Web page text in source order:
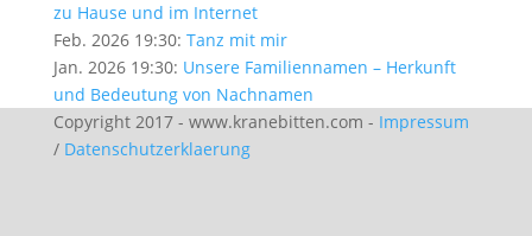
zu Hause und im Internet
Feb. 2026 19:30: Tanz mit mir
Jan. 2026 19:30: Unsere Familiennamen – Herkunft
und Bedeutung von Nachnamen
Copyright 2017 - www.kranebitten.com - Impressum
/ Datenschutzerklaerung